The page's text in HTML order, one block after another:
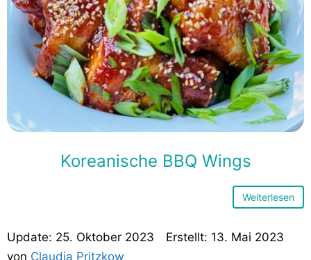
Koreanische BBQ Wings
Weiterlesen
25. Oktober 2023
13. Mai 2023
von Claudia Pritzkow